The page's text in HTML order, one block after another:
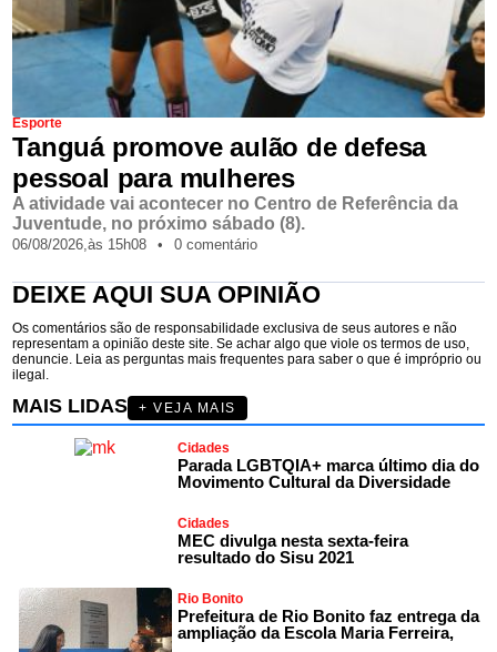
Esporte
Tanguá promove aulão de defesa
pessoal para mulheres
A atividade vai acontecer no Centro de Referência da
Juventude, no próximo sábado (8).
06/08/2026,às 15h08 • 0 comentário
DEIXE AQUI SUA OPINIÃO
Os comentários são de responsabilidade exclusiva de seus autores e não
representam a opinião deste site. Se achar algo que viole os termos de uso,
denuncie. Leia as perguntas mais frequentes para saber o que é impróprio ou
ilegal.
MAIS LIDAS + VEJA MAIS
Cidades
Parada LGBTQIA+ marca último dia do
Movimento Cultural da Diversidade
Cidades
MEC divulga nesta sexta-feira
resultado do Sisu 2021
Rio Bonito
Prefeitura de Rio Bonito faz entrega da
ampliação da Escola Maria Ferreira,